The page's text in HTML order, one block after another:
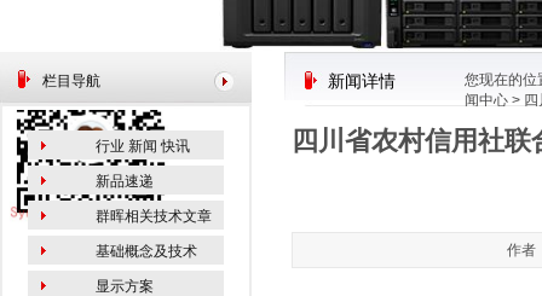
新闻详情
您现在的位
闻中心 > 四
栏目导航
行业 新闻 快讯
新品速递
群晖相关技术文章
基础概念及技术
显示方案
四川省农村信用社
作者